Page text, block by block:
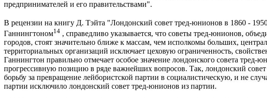
предпринимателей и его правительствами".
В рецензии на книгу Д. Тэйта "Лондонский совет тред-юнионов в 1860 -
Ганнингтоном14 , справедливо указывается, что советы тред-юнионов,
городов, стоят значительно ближе к массам, чем исполкомы больших,
территориальных организаций исключает цеховую ограниченность,
Ганнингтон правильно отмечает особое значение лондонского совета тред-
прогрессивную позицию в ряде важнейших вопросов. Так, лондонский
борьбу за превращение лейбористской партии в социалистическую, и не
партии исключило лондонский совет тред-юнионов из партии.